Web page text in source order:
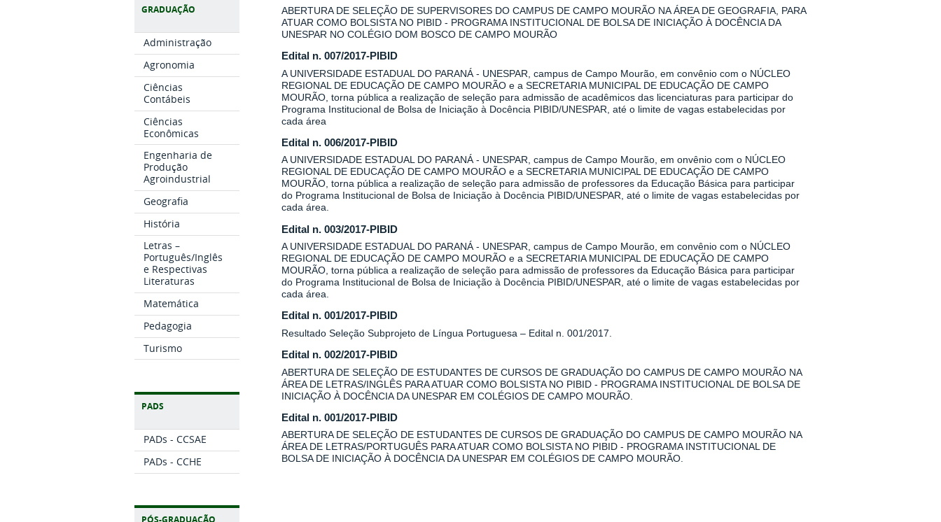
GRADUAÇÃO
Administração
Agronomia
Ciências
Contábeis
Ciências
Econômicas
Engenharia de
Produção
Agroindustrial
Geografia
História
Letras –
Português/Inglês
e Respectivas
Literaturas
Matemática
Pedagogia
Turismo
PADS
PADs - CCSAE
PADs - CCHE
PÓS-GRADUAÇÃO
ABERTURA DE SELEÇÃO DE SUPERVISORES DO CAMPUS DE CAMPO MOURÃO NA ÁREA DE GEOGRAFIA, PARA
ATUAR COMO BOLSISTA NO PIBID - PROGRAMA INSTITUCIONAL DE BOLSA DE INICIAÇÃO À DOCÊNCIA DA
UNESPAR NO COLÉGIO DOM BOSCO DE CAMPO MOURÃO
Edital n. 007/2017-PIBID
A UNIVERSIDADE ESTADUAL DO PARANÁ - UNESPAR, campus de Campo Mourão, em convênio com o NÚCLEO
REGIONAL DE EDUCAÇÃO DE CAMPO MOURÃO e a SECRETARIA MUNICIPAL DE EDUCAÇÃO DE CAMPO
MOURÃO, torna pública a realização de seleção para admissão de acadêmicos das licenciaturas para participar do
Programa Institucional de Bolsa de Iniciação à Docência PIBID/UNESPAR, até o limite de vagas estabelecidas por
cada área
Edital n. 006/2017-PIBID
A UNIVERSIDADE ESTADUAL DO PARANÁ - UNESPAR, campus de Campo Mourão, em onvênio com o NÚCLEO
REGIONAL DE EDUCAÇÃO DE CAMPO MOURÃO e a SECRETARIA MUNICIPAL DE EDUCAÇÃO DE CAMPO
MOURÃO, torna pública a realização de seleção para admissão de professores da Educação Básica para participar
do Programa Institucional de Bolsa de Iniciação à Docência PIBID/UNESPAR, até o limite de vagas estabelecidas por
cada área.
Edital n. 003/2017-PIBID
A UNIVERSIDADE ESTADUAL DO PARANÁ - UNESPAR, campus de Campo Mourão, em convênio com o NÚCLEO
REGIONAL DE EDUCAÇÃO DE CAMPO MOURÃO e a SECRETARIA MUNICIPAL DE EDUCAÇÃO DE CAMPO
MOURÃO, torna pública a realização de seleção para admissão de professores da Educação Básica para participar
do Programa Institucional de Bolsa de Iniciação à Docência PIBID/UNESPAR, até o limite de vagas estabelecidas por
cada área.
Edital n. 001/2017-PIBID
Resultado Seleção Subprojeto de Língua Portuguesa – Edital n. 001/2017.
Edital n. 002/2017-PIBID
ABERTURA DE SELEÇÃO DE ESTUDANTES DE CURSOS DE GRADUAÇÃO DO CAMPUS DE CAMPO MOURÃO NA
ÁREA DE LETRAS/INGLÊS PARA ATUAR COMO BOLSISTA NO PIBID - PROGRAMA INSTITUCIONAL DE BOLSA DE
INICIAÇÃO À DOCÊNCIA DA UNESPAR EM COLÉGIOS DE CAMPO MOURÃO.
Edital n. 001/2017-PIBID
ABERTURA DE SELEÇÃO DE ESTUDANTES DE CURSOS DE GRADUAÇÃO DO CAMPUS DE CAMPO MOURÃO NA
ÁREA DE LETRAS/PORTUGUÊS PARA ATUAR COMO BOLSISTA NO PIBID - PROGRAMA INSTITUCIONAL DE
BOLSA DE INICIAÇÃO À DOCÊNCIA DA UNESPAR EM COLÉGIOS DE CAMPO MOURÃO.